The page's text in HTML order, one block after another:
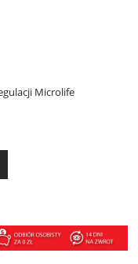
Microlife